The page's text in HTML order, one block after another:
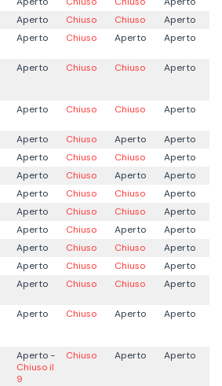
Aperto Chiuso Chiuso
Aperto
Aperto Chiuso Aperto Aperto
Aperto Chiuso Chiuso Aperto
Aperto Chiuso Chiuso Aperto
Aperto Chiuso Aperto
Aperto
Aperto Chiuso Chiuso
Aperto
Aperto Chiuso Aperto
Aperto
Aperto Chiuso Chiuso
Aperto
Aperto Chiuso Chiuso
Aperto
Aperto Chiuso Aperto
Aperto
Aperto Chiuso Chiuso
Aperto
Aperto Chiuso Chiuso
Aperto
Aperto Chiuso Chiuso Aperto
Aperto Chiuso Aperto Aperto
Aperto -
Chiuso il
9
Chiuso Aperto Aperto